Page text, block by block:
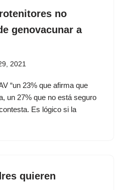
no
genovacunar a
2021
“un 23% que afirma que
un 27% que no está seguro
Es lógico si la
quieren